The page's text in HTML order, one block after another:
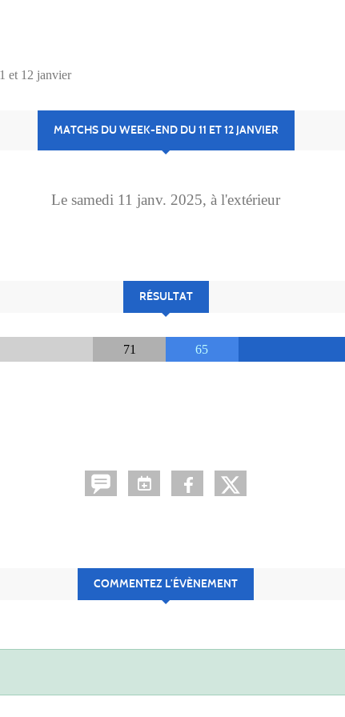
et 12 janvier
MATCHS DU WEEK-END DU 11 ET 12 JANVIER
Le samedi 11 janv. 2025, à l'extérieur
RÉSULTAT
71 65
COMMENTEZ L’ÉVÈNEMENT